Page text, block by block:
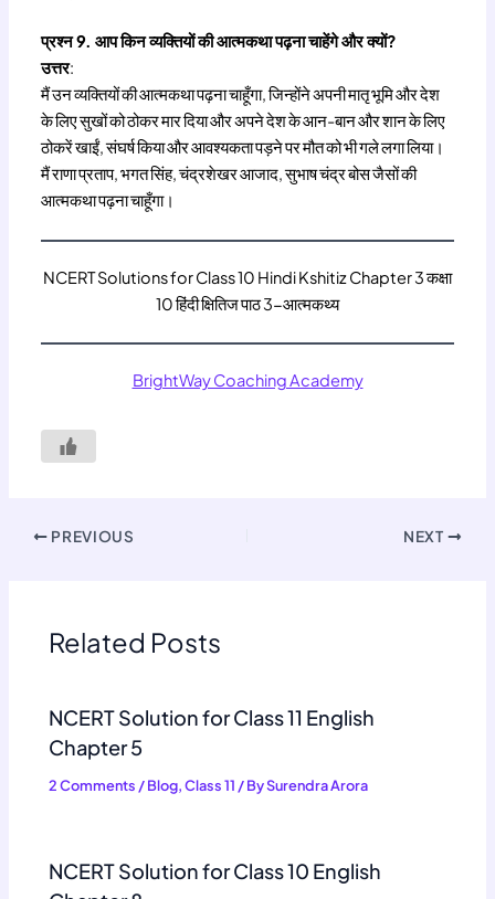
प्रश्न 9. आप किन व्यक्तियों की आत्मकथा पढ़ना चाहेंगे और क्यों?
उत्तर:
मैं उन व्यक्तियों की आत्मकथा पढ़ना चाहूँगा, जिन्होंने अपनी मातृ भूमि और देश
के लिए सुखों को ठोकर मार दिया और अपने देश के आन-बान और शान के लिए
ठोकरें खाईं, संघर्ष किया और आवश्यकता पड़ने पर मौत को भी गले लगा लिया।
मैं राणा प्रताप, भगत सिंह, चंद्रशेखर आजाद, सुभाष चंद्र बोस जैसों की
आत्मकथा पढ़ना चाहूँगा।
NCERT Solutions for Class 10 Hindi Kshitiz Chapter 3 कक्षा
10 हिंदी क्षितिज पाठ 3-आत्मकथ्य
BrightWay Coaching Academy
PREVIOUS NEXT
Related Posts
NCERT Solution for Class 11 English
Chapter 5
2 Comments /Blog,Class 11 / BySurendra Arora
NCERT Solution for Class 10 English